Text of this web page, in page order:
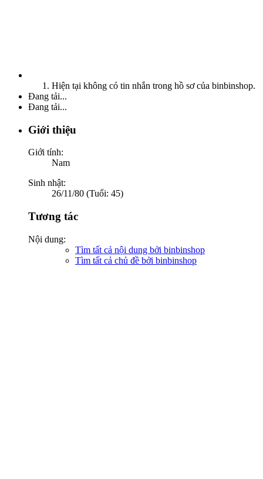
Hiện tại không có tin nhắn trong hồ sơ của binbinshop.
Đang tải...
Đang tải...
Giới thiệu
Giới tính:
Nam
Sinh nhật:
26/11/80 (Tuổi: 45)
Tương tác
Nội dung:
Tìm tất cả nội dung bởi binbinshop
Tìm tất cả chủ đề bởi binbinshop